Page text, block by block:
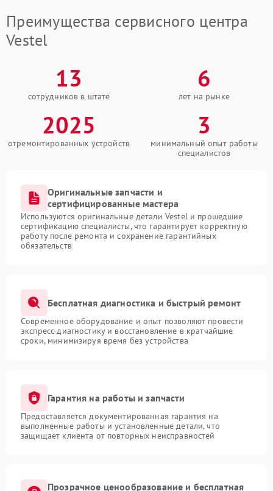
Преимущества сервисного центра
Vestel
13
сотрудников в штате
6
лет на рынке
2025
отремонтированных устройств
3
минимальный опыт работы
специалистов
Оригинальные запчасти и
сертифицированные мастера
Используются оригинальные детали Vestel и прошедшие
сертификацию специалисты, что гарантирует корректную
работу после ремонта и сохранение гарантийных
обязательств
Бесплатная диагностика и быстрый ремонт
Современное оборудование и опыт позволяют провести
экспресс-диагностику и восстановление в кратчайшие
сроки, минимизируя время без устройства
Гарантия на работы и запчасти
Предоставляется документированная гарантия на
выполненные работы и установленные детали, что
защищает клиента от повторных неисправностей
Прозрачное ценообразование и бесплатная